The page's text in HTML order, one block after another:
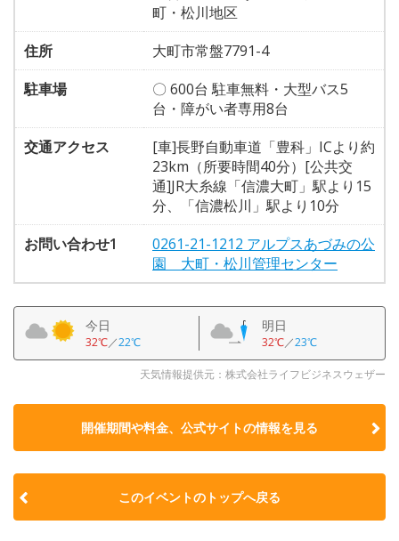
町・松川地区
住所
大町市常盤7791-4
駐車場
〇 600台 駐車無料・大型バス5
台・障がい者専用8台
交通アクセス
[車]長野自動車道「豊科」ICより約
23km（所要時間40分）[公共交
通]JR大糸線「信濃大町」駅より15
分、「信濃松川」駅より10分
お問い合わせ1
0261-21-1212 アルプスあづみの公
園 大町・松川管理センター
今日
32℃／22℃
明日
32℃／23℃
天気情報提供元：株式会社ライフビジネスウェザー
開催期間や料金、公式サイトの情報を見る
このイベントのトップへ戻る